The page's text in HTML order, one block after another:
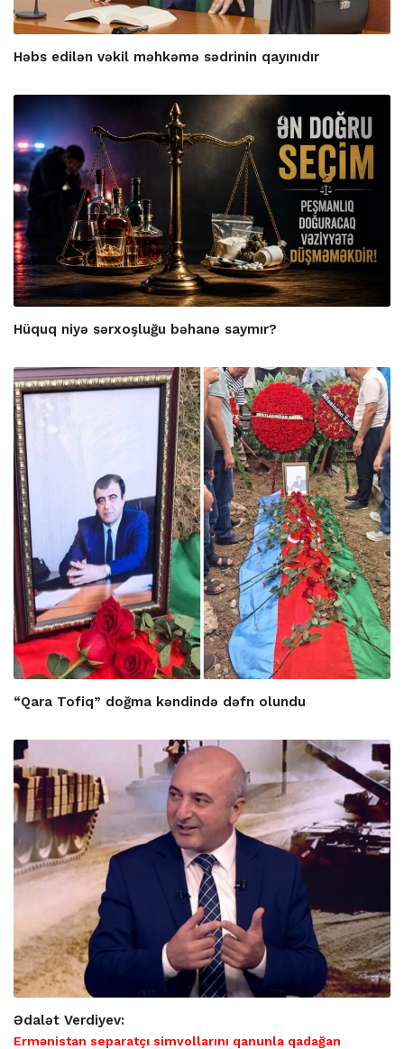
Həbs edilən vəkil məhkəmə sədrinin qayınıdır
Hüquq niyə sərxoşluğu bəhanə saymır?
“Qara Tofiq” doğma kəndində dəfn olundu
Ədalət Verdiyev:
Ermənistan separatçı simvollarını qanunla qadağan